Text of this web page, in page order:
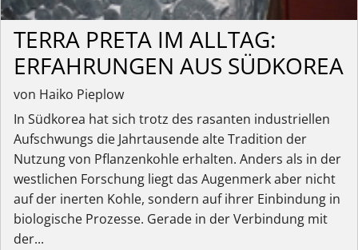
TERRA PRETA IM ALLTAG:
ERFAHRUNGEN AUS SÜDKOREA
von Haiko Pieplow
In Südkorea hat sich trotz des rasanten industriellen
Aufschwungs die Jahrtausende alte Tradition der
Nutzung von Pflanzenkohle erhalten. Anders als in der
westlichen Forschung liegt das Augenmerk aber nicht
auf der inerten Kohle, sondern auf ihrer Einbindung in
biologische Prozesse. Gerade in der Verbindung mit
der...